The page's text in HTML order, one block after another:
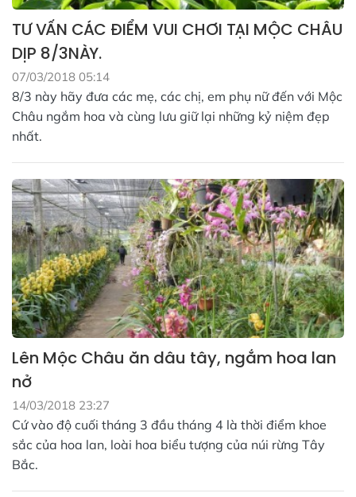
TƯ VẤN CÁC ĐIỂM VUI CHƠI TẠI MỘC CHÂU
DỊP 8/3NÀY.
07/03/2018 05:14
8/3 này hãy đưa các mẹ, các chị, em phụ nữ đến với Mộc
Châu ngắm hoa và cùng lưu giữ lại những kỷ niệm đẹp
nhất.
Lên Mộc Châu ăn dâu tây, ngắm hoa lan
nở
14/03/2018 23:27
Cứ vào độ cuối tháng 3 đầu tháng 4 là thời điểm khoe
sắc của hoa lan, loài hoa biểu tượng của núi rừng Tây
Bắc.